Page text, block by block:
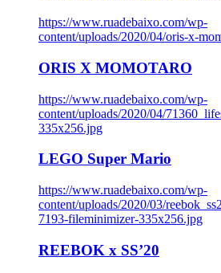
https://www.ruadebaixo.com/wp-
content/uploads/2020/04/oris-x-
ORIS X MOMOTARO
https://www.ruadebaixo.com/wp-
content/uploads/2020/04/
335x256.jpg
LEGO Super Mario
https://www.ruadebaixo.com/wp-
content/uploads/2020/03/
7193-fileminimizer-335x256.jpg
REEBOK x SS’20